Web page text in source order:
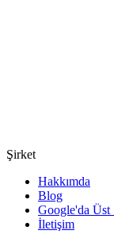
Şirket
Hakkımda
Blog
Google'da Üst
İletişim